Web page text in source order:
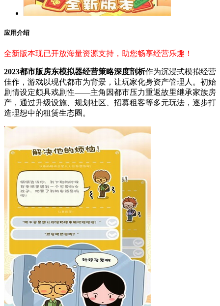
应用介绍
全新版本现已开放海量资源支持，助您畅享经营乐趣！
2023都市版房东模拟器经营策略深度剖析作为沉浸式模拟经营
佳作，游戏以现代都市为背景，让玩家化身资产管理人。初始
剧情设定颇具戏剧性——主角因都市压力重返故里继承家族房
产，通过升级设施、规划社区、招募租客等多元玩法，逐步打
造理想中的租赁生态圈。